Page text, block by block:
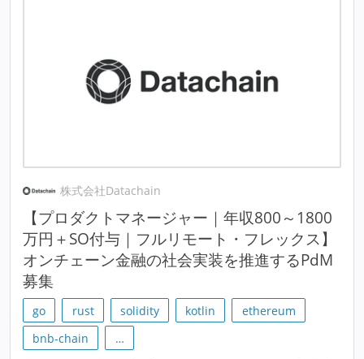
株式会社Datachain
【プロダクトマネージャー｜年収800～1800
万円＋SO付与｜フルリモート・フレックス】
オンチェーン金融の社会実装を推進するPdM
募集
go rust solidity kotlin
ethereum
bnb-chain
…